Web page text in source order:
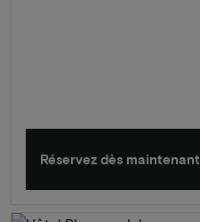
Réservez dès maintenant